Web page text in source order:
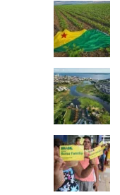
Agosto
celebrar
os
124
anos
da
Revolução
Acreana
boliviana
em
Xapuri
iniciava
guerra
para
fazer
Acre